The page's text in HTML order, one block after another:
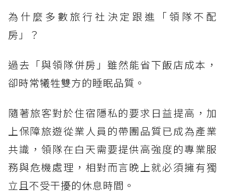
為什麼多數旅行社決定跟進「領隊不配
房」？
過去「與領隊併房」雖然能省下飯店成本，
卻時常犧牲雙方的睡眠品質。
隨著旅客對於住宿隱私的要求日益提高，加
上保障旅遊從業人員的帶團品質已成為產業
共識，領隊在白天需要提供高強度的專業服
務與危機處理，相對而言晚上就必須擁有獨
立且不受干擾的休息時間。